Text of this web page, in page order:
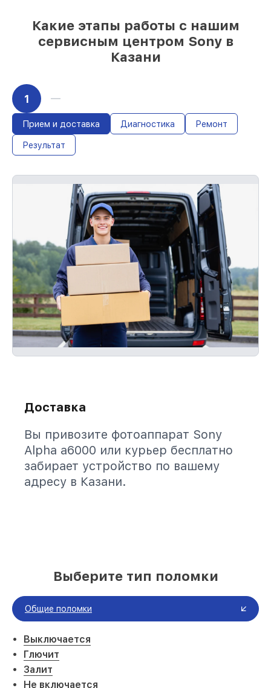
Какие этапы работы с нашим
сервисным центром Sony в
Казани
1
Прием и доставка Диагностика Ремонт
Результат
Доставка
Вы привозите фотоаппарат Sony
Alpha a6000 или курьер бесплатно
забирает устройство по вашему
адресу в Казани.
Выберите тип поломки
Общие поломки
Выключается
Глючит
Залит
Не включается